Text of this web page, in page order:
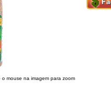
o mouse na imagem para zoom